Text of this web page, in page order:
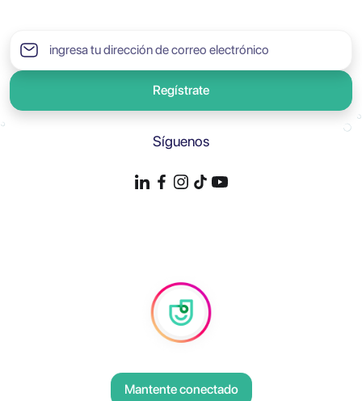
Regístrate
Síguenos
Mantente conectado